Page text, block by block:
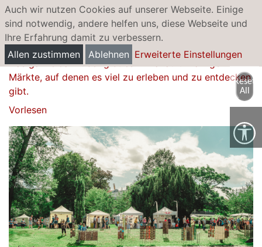
Auch wir nutzen Cookies auf unserer Webseite. Einige
sind notwendig, andere helfen uns, diese Webseite und
Ihre Erfahrung damit zu verbessern.
Allen zustimmen
Ablehnen Erweiterte Einstellungen
Künstlermärkte
Das ganze Jahr über gibt es in Hanau unzählige
Märkte, auf denen es viel zu erleben und zu entdecken
gibt.
Vorlesen
Reset
All